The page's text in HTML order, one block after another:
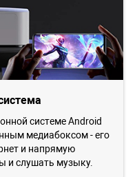
системе Android
медиабоксом - его
и напрямую
и слушать музыку.